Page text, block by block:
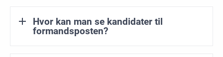
Hvor kan man se kandidater til
formandsposten?